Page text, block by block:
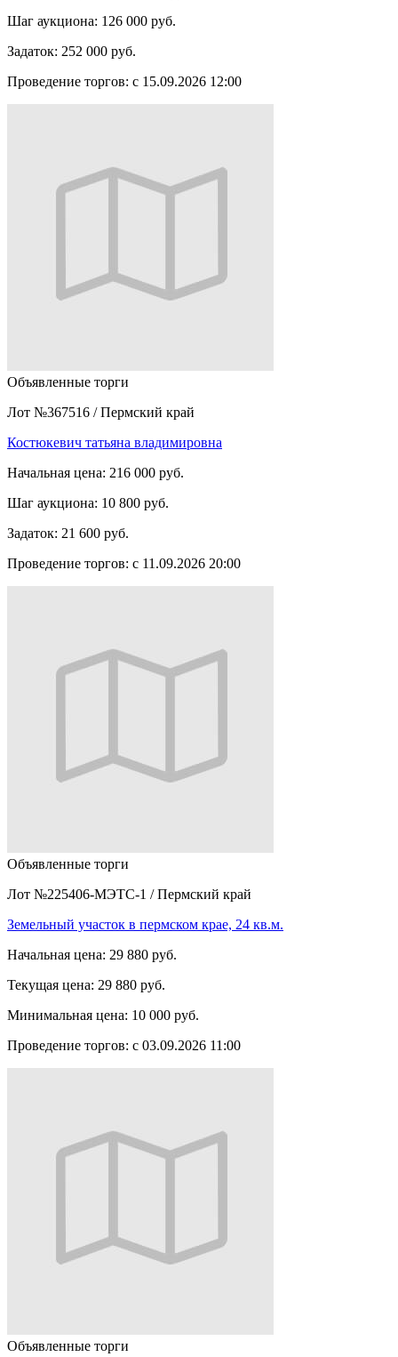
Шаг аукциона: 126 000 руб.
Задаток: 252 000 руб.
Проведение торгов: с 15.09.2026 12:00
Объявленные торги
Лот №367516 / Пермский край
Костюкевич татьяна владимировна
Начальная цена: 216 000 руб.
Шаг аукциона: 10 800 руб.
Задаток: 21 600 руб.
Проведение торгов: с 11.09.2026 20:00
Объявленные торги
Лот №225406-МЭТС-1 / Пермский край
Земельный участок в пермском крае, 24 кв.м.
Начальная цена: 29 880 руб.
Текущая цена: 29 880 руб.
Минимальная цена: 10 000 руб.
Проведение торгов: с 03.09.2026 11:00
Объявленные торги